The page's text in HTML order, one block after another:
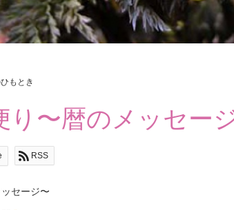
もとき
り〜暦のメッセー
RSS
セージ〜